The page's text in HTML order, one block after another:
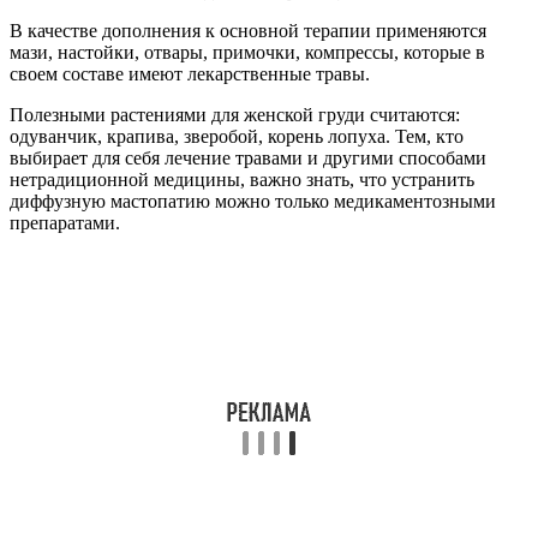
В качестве дополнения к основной терапии применяются
мази, настойки, отвары, примочки, компрессы, которые в
своем составе имеют лекарственные травы.
Полезными растениями для женской груди считаются:
одуванчик, крапива, зверобой, корень лопуха. Тем, кто
выбирает для себя лечение травами и другими способами
нетрадиционной медицины, важно знать, что устранить
диффузную мастопатию можно только медикаментозными
препаратами.